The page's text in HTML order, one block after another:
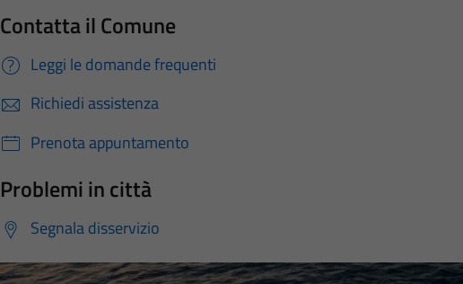
Contatta il Comune
Leggi le domande frequenti
Richiedi assistenza
Prenota appuntamento
Problemi in città
Segnala disservizio